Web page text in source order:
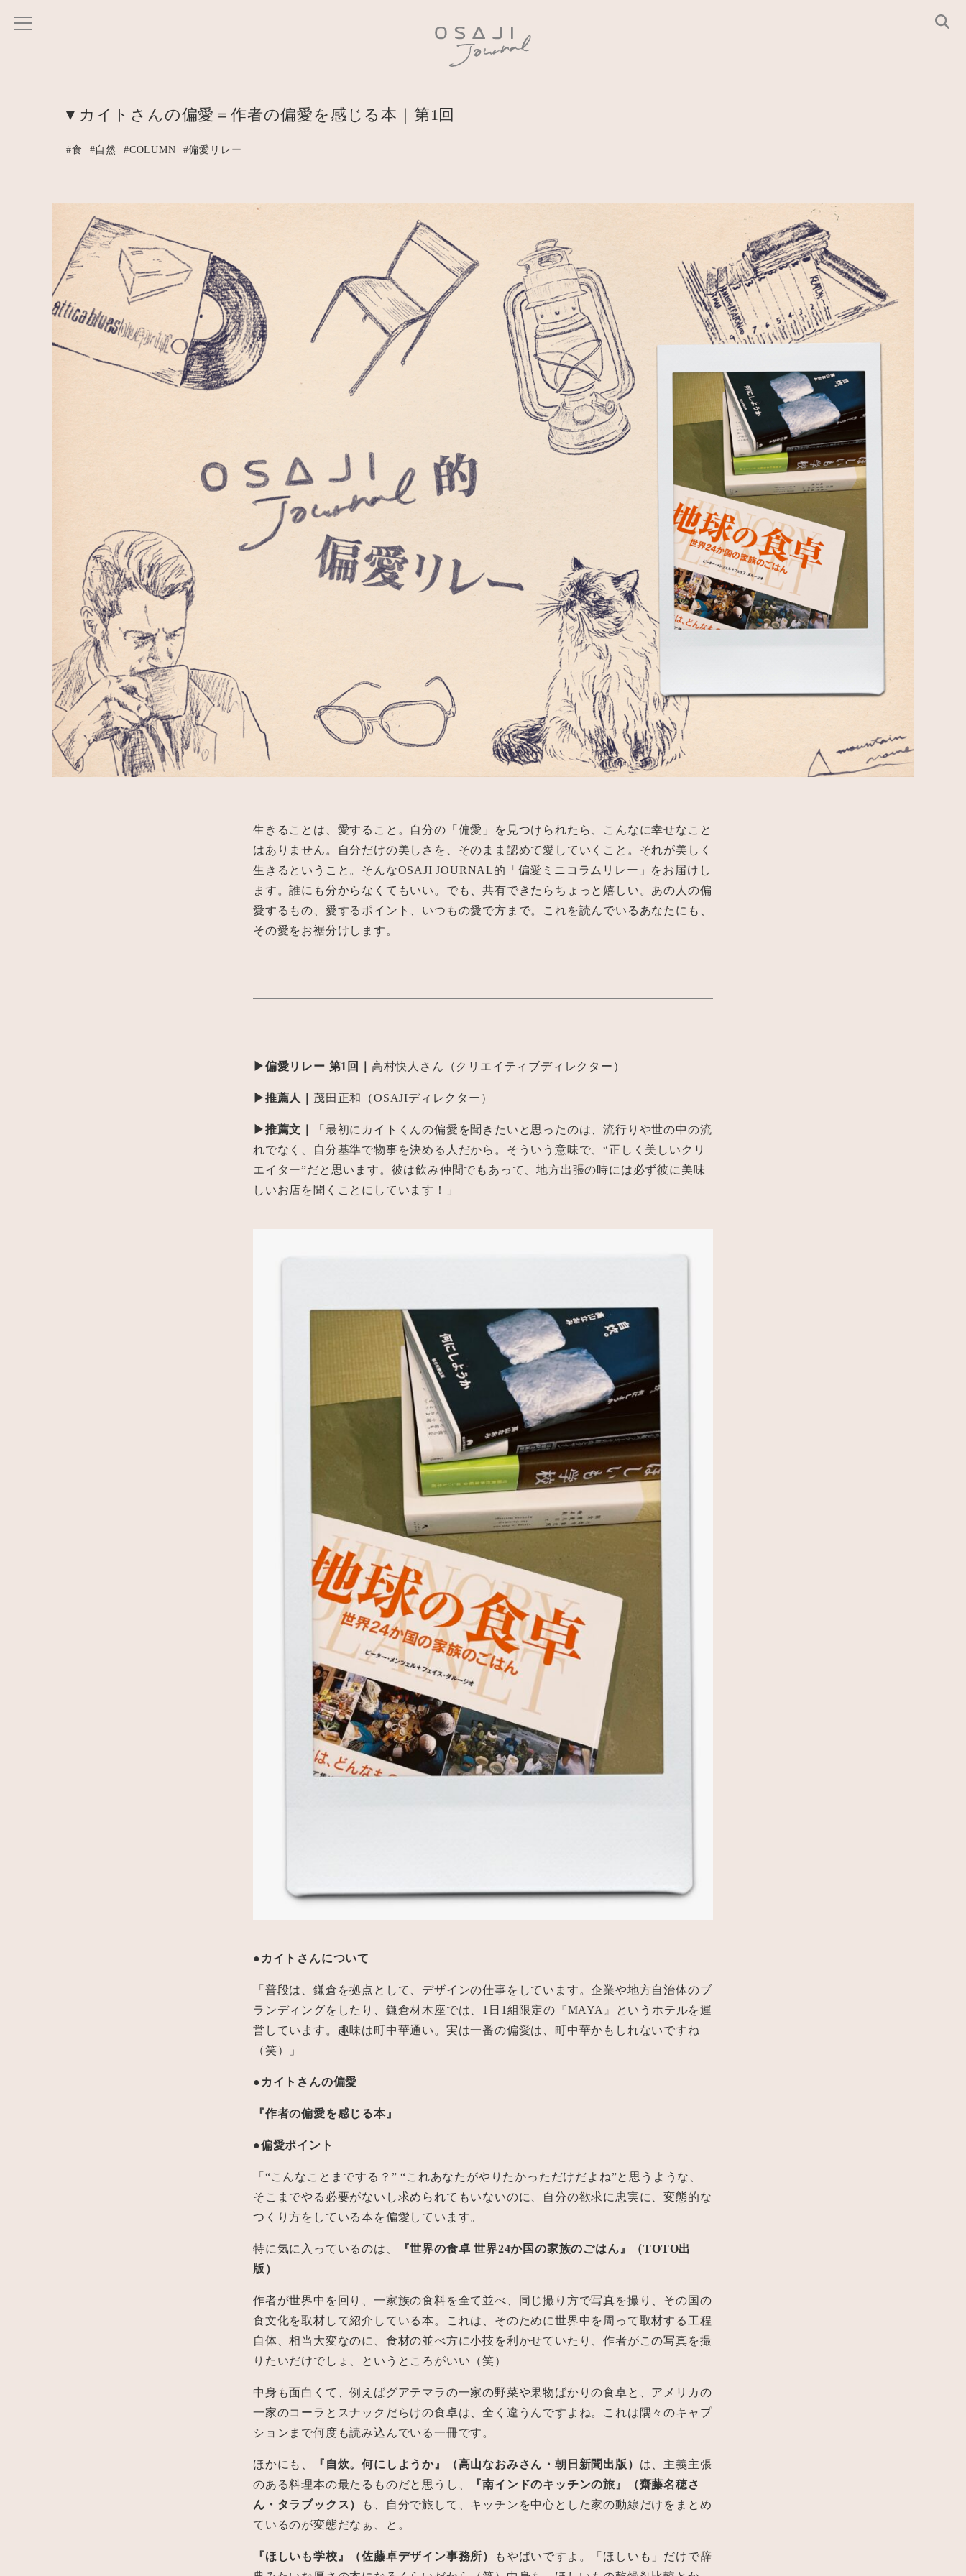
▼カイトさんの偏愛＝作者の偏愛を感じる本｜第1回
#食 #自然 #COLUMN #偏愛リレー
生きることは、愛すること。自分の「偏愛」を見つけられたら、こんなに幸せなこと
はありません。自分だけの美しさを、そのまま認めて愛していくこと。それが美しく
生きるということ。そんなOSAJI JOURNAL的「偏愛ミニコラムリレー」をお届けし
ます。誰にも分からなくてもいい。でも、共有できたらちょっと嬉しい。あの人の偏
愛するもの、愛するポイント、いつもの愛で方まで。これを読んでいるあなたにも、
その愛をお裾分けします。
▶︎偏愛リレー 第1回｜ 高村快人さん（クリエイティブディレクター）
▶︎推薦人｜ 茂田正和（OSAJIディレクター）
▶︎推薦文｜
「最初にカイトくんの偏愛を聞きたいと思ったのは、流行りや世の中の流
れでなく、自分基準で物事を決める人だから。そういう意味で、“正しく美しいクリ
エイター”だと思います。彼は飲み仲間でもあって、地方出張の時には必ず彼に美味
しいお店を聞くことにしています！」
●カイトさんについて
「普段は、鎌倉を拠点として、デザインの仕事をしています。企業や地方自治体のブ
ランディングをしたり、鎌倉材木座では、1日1組限定の『MAYA』というホテルを運
営しています。趣味は町中華通い。実は一番の偏愛は、町中華かもしれないですね
（笑）」
●カイトさんの偏愛
『作者の偏愛を感じる本』
●偏愛ポイント
「“こんなことまでする？” “これあなたがやりたかっただけだよね”と思うような、
そこまでやる必要がないし求められてもいないのに、自分の欲求に忠実に、変態的な
つくり方をしている本を偏愛しています。
特に気に入っているのは、
『世界の食卓 世界24か国の家族のごはん』（TOTO出
版）
作者が世界中を回り、一家族の食料を全て並べ、同じ撮り方で写真を撮り、その国の
食文化を取材して紹介している本。これは、そのために世界中を周って取材する工程
自体、相当大変なのに、食材の並べ方に小技を利かせていたり、作者がこの写真を撮
りたいだけでしょ、というところがいい（笑）
中身も面白くて、例えばグアテマラの一家の野菜や果物ばかりの食卓と、アメリカの
一家のコーラとスナックだらけの食卓は、全く違うんですよね。これは隅々のキャプ
ションまで何度も読み込んでいる一冊です。
ほかにも、 『自炊。何にしようか』（高山なおみさん・朝日新聞出版） は、主義主張
のある料理本の最たるものだと思うし、
『南インドのキッチンの旅』（齋藤名穂さ
ん・タラブックス）
も、自分で旅して、キッチンを中心とした家の動線だけをまとめ
ているのが変態だなぁ、と。
『ほしいも学校』（佐藤卓デザイン事務所）
もやばいですよ。「ほしいも」だけで辞